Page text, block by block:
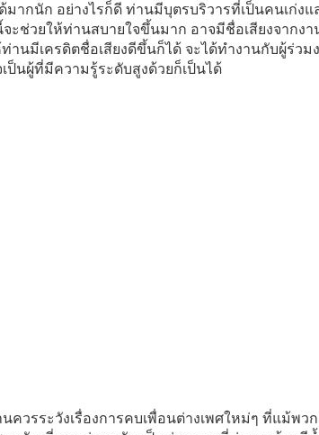
มากนัก อย่างไรก็ดี ท่านมีบุตรบริวารที่เป็นคนเก่ง
จะช่วยให้ท่านสบายใจขึ้นมาก อาจมีชื่อเสียงจากง
านมีเครดิตชื่อเสียงดีขึ้นก็ได้ จะได้ทำงานกับผู้ร่
ป็นผู้ที่มีความรู้ระดับสูงด้วยก็เป็นได้
ควรระวังเรื่องการคบเพื่อนต่างเพศใหม่ๆ ที่แม้พว